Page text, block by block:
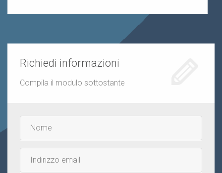
Richiedi informazioni
Compila il modulo sottostante
Nome
e
Email